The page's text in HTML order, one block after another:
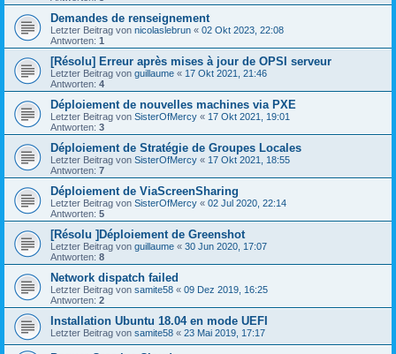
Demandes de renseignement
Letzter Beitrag von nicolaslebrun « 02 Okt 2023, 22:08
Antworten: 1
[Résolu] Erreur après mises à jour de OPSI serveur
Letzter Beitrag von guillaume « 17 Okt 2021, 21:46
Antworten: 4
Déploiement de nouvelles machines via PXE
Letzter Beitrag von SisterOfMercy « 17 Okt 2021, 19:01
Antworten: 3
Déploiement de Stratégie de Groupes Locales
Letzter Beitrag von SisterOfMercy « 17 Okt 2021, 18:55
Antworten: 7
Déploiement de ViaScreenSharing
Letzter Beitrag von SisterOfMercy « 02 Jul 2020, 22:14
Antworten: 5
[Résolu ]Déploiement de Greenshot
Letzter Beitrag von guillaume « 30 Jun 2020, 17:07
Antworten: 8
Network dispatch failed
Letzter Beitrag von samite58 « 09 Dez 2019, 16:25
Antworten: 2
Installation Ubuntu 18.04 en mode UEFI
Letzter Beitrag von samite58 « 23 Mai 2019, 17:17